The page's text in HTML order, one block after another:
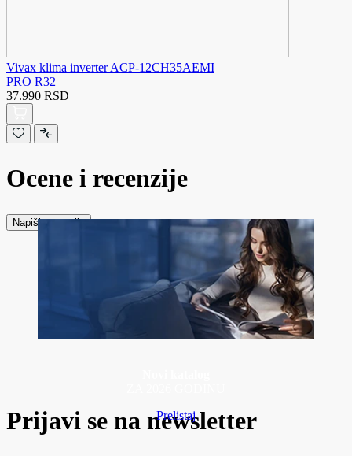
Vivax klima inverter ACP-12CH35AEMI
PRO R32
37.990 RSD
Ocene i recenzije
Napiši recenziju
Prelistaj
Prijavi se na newsletter